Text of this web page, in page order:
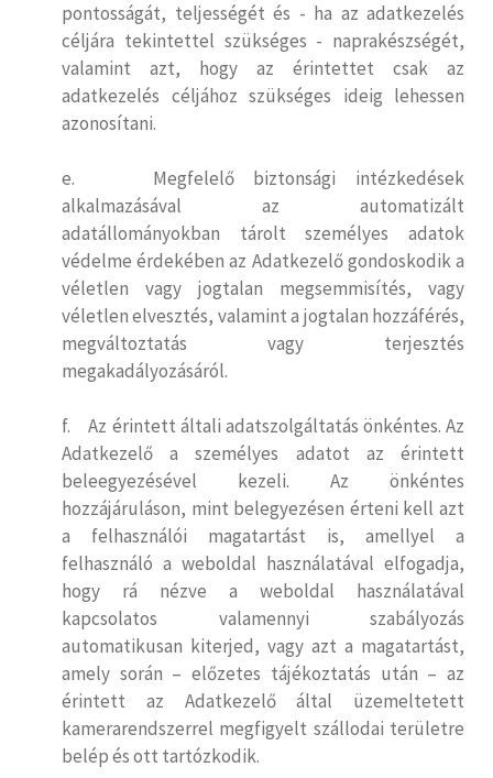
pontosságát, teljességét és - ha az adatkezelés
céljára tekintettel szükséges - naprakészségét,
valamint azt, hogy az érintettet csak az
adatkezelés céljához szükséges ideig lehessen
azonosítani.
e. Megfelelő biztonsági intézkedések
alkalmazásával az automatizált
adatállományokban tárolt személyes adatok
védelme érdekében az Adatkezelő gondoskodik a
véletlen vagy jogtalan megsemmisítés, vagy
véletlen elvesztés, valamint a jogtalan hozzáférés,
megváltoztatás vagy terjesztés
megakadályozásáról.
f. Az érintett általi adatszolgáltatás önkéntes. Az
Adatkezelő a személyes adatot az érintett
beleegyezésével kezeli. Az önkéntes
hozzájáruláson, mint belegyezésen érteni kell azt
a felhasználói magatartást is, amellyel a
felhasználó a weboldal használatával elfogadja,
hogy rá nézve a weboldal használatával
kapcsolatos valamennyi szabályozás
automatikusan kiterjed, vagy azt a magatartást,
amely során – előzetes tájékoztatás után – az
érintett az Adatkezelő által üzemeltetett
kamerarendszerrel megfigyelt szállodai területre
belép és ott tartózkodik.